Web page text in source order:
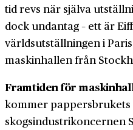
tid revs när själva
dock undantag – ett är
världsutställningen i
maskinhallen från
Framtiden för
kommer pappersbrukets
skogsindustrikoncernen